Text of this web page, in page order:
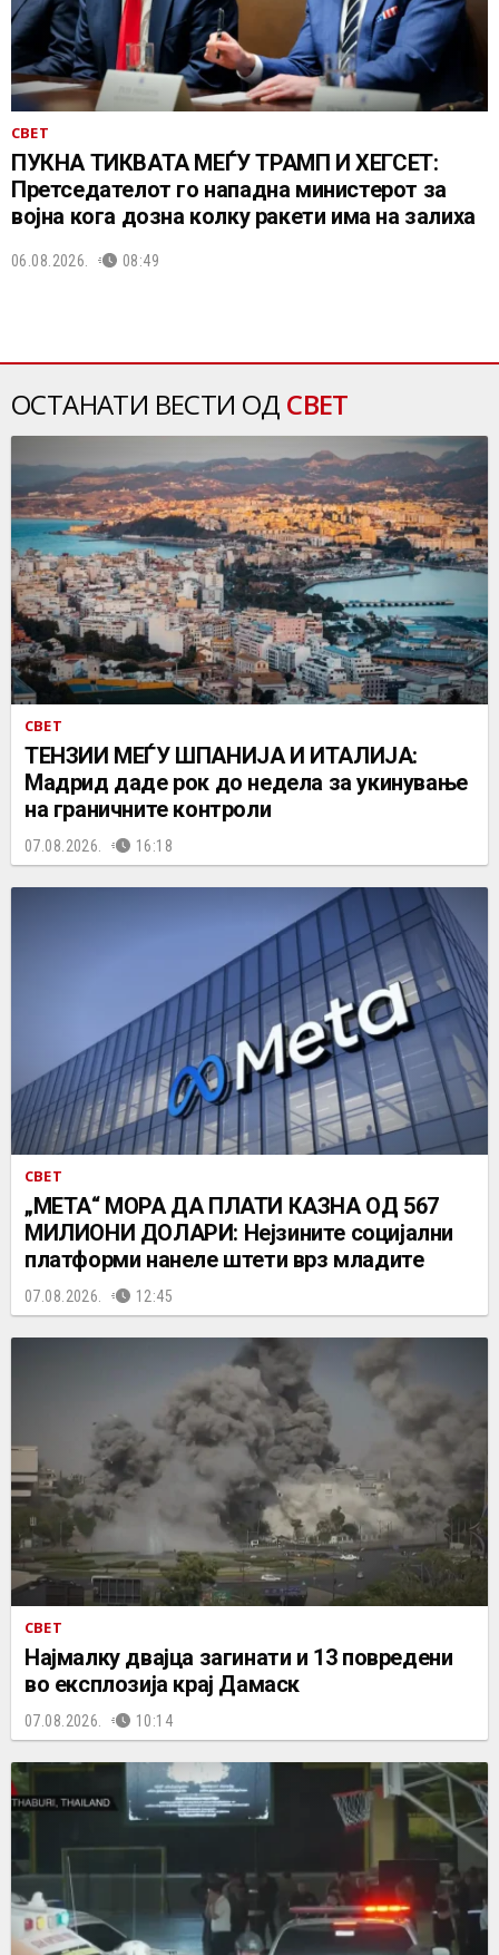
СВЕТ
ПУКНА ТИКВАТА МЕЃУ ТРАМП И ХЕГСЕТ:
Претседателот го нападна министерот за
војна кога дозна колку ракети има на залиха
06.08.2026. 08:49
ОСТАНАТИ ВЕСТИ ОД СВЕТ
СВЕТ
ТЕНЗИИ МЕЃУ ШПАНИЈА И ИТАЛИЈА:
Мадрид даде рок до недела за укинување
на граничните контроли
07.08.2026. 16:18
СВЕТ
„МЕТА“ МОРА ДА ПЛАТИ КАЗНА ОД 567
МИЛИОНИ ДОЛАРИ: Нејзините социјални
платформи нанеле штети врз младите
07.08.2026. 12:45
СВЕТ
Најмалку двајца загинати и 13 повредени
во експлозија крај Дамаск
07.08.2026. 10:14